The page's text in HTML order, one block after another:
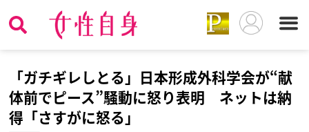
「ガチギレしとる」日本形成外科学会が“献
体前でピース”騒動に怒り表明 ネットは納
得「さすがに怒る」